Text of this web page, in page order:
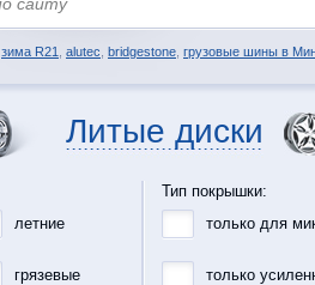
зима R21 alutec bridgestone грузовые шины в
Литые диски
летние
грязевые
Тип покрышки:
только для
только